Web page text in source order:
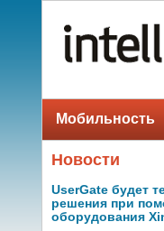
Мобильность
Новости
UserGate будет
решения при
оборудования